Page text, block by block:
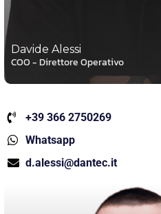
Davide Alessi
COO - Direttore Operativo
+39 366 2750269
Whatsapp
d.alessi@dantec.it